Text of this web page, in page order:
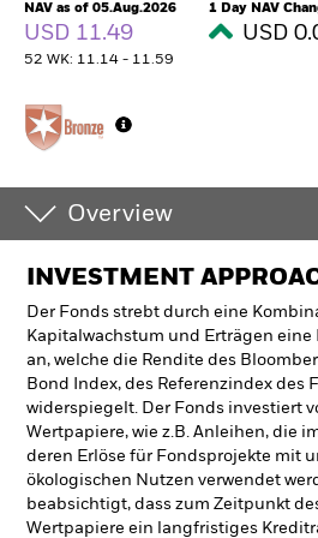
NAV as of 05.Aug.2026
USD 11.49
52 WK: 11.14 - 11.59
1 Day NAV
USD
Overview
INVESTMENT
Der Fonds strebt durch eine
Kapitalwachstum und Erträgen eine
an, welche die Rendite des
Bond Index, des Referenzindex des
widerspiegelt. Der Fonds investiert
Wertpapiere, wie z.B. Anleihen, die
deren Erlöse für Fondsprojekte mit
ökologischen Nutzen verwendet
beabsichtigt, dass zum Zeitpunkt
Wertpapiere ein langfristiges